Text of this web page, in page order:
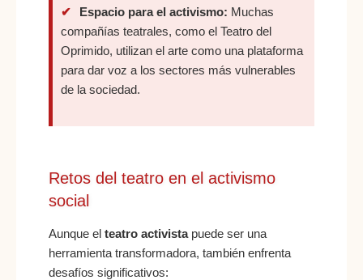
Espacio para el activismo: Muchas
compañías teatrales, como el Teatro del
Oprimido, utilizan el arte como una plataforma
para dar voz a los sectores más vulnerables
de la sociedad.
Retos del teatro en el activismo
social
Aunque el teatro activistapuede ser una
herramienta transformadora, también enfrenta
desafíos significativos: